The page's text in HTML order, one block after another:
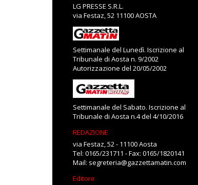
LG PRESSE S.R.L.
via Festaz, 52 11100 AOSTA
Settimanale del Lunedì. Iscrizione al
Tribunale di Aosta n. 9/2002
Autorizzazione del 20/05/2002
Settimanale del Sabato. Iscrizione al
Tribunale di Aosta n.4 del 4/10/2016
REDAZIONE
via Festaz, 52 - 11100 Aosta
Tel: 0165/231711 - Fax: 0165/1820141
Mail: segreteria@gazzettamatin.com
Editore